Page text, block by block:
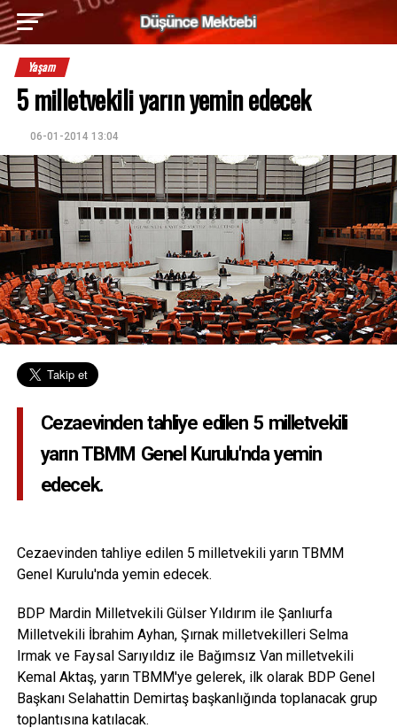
Yaşam
5 milletvekili yarın yemin edecek
06-01-2014 13:04
Cezaevinden tahliye edilen 5 milletvekili
yarın TBMM Genel Kurulu'nda yemin
edecek.
Cezaevinden tahliye edilen 5 milletvekili yarın TBMM
Genel Kurulu'nda yemin edecek.
BDP Mardin Milletvekili Gülser Yıldırım ile Şanlıurfa
Milletvekili İbrahim Ayhan, Şırnak milletvekilleri Selma
Irmak ve Faysal Sarıyıldız ile Bağımsız Van milletvekili
Kemal Aktaş, yarın TBMM'ye gelerek, ilk olarak BDP Genel
Başkanı Selahattin Demirtaş başkanlığında toplanacak grup
toplantısına katılacak.